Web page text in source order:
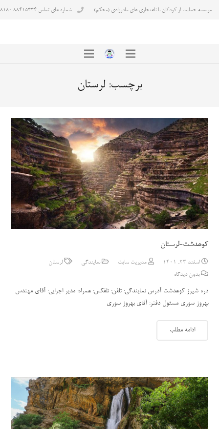
موسسه حمایت از کودکان با ناهنجاری های مادرزادی (محکم) شماره های تماس ۸۸۴۱۵۳۳۴ ۸۸۴۳۸۱۸۰
برچسب:لرستان
کوهدشت-لرستان
اسفند 23, 1401 مدیریت سایت نمایندگی
لرستان
بدون دیدگاه
دره شیرز کوهدشت آدرس نمایندگی: تلفن: تلفکس: همراه: مدیر اجرایی: آقای مهندس
بهروز سوری مسئول دفتر: آقای بهروز سوری
ادامه مطلب